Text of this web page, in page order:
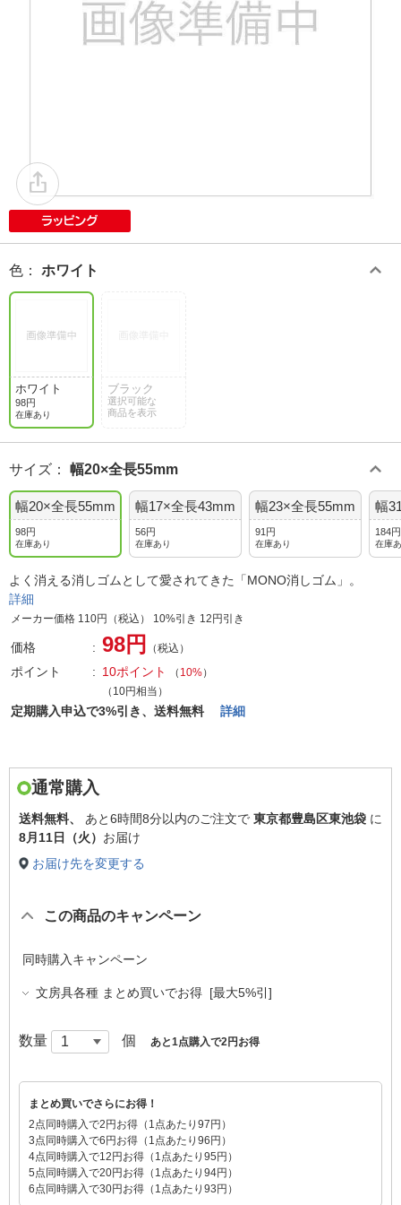
色 ： ホワイト
ホワイト
98円
在庫あり
ブラック
選択可能な
商品を表示
サイズ ： 幅20×全長55mm
幅20×全長55mm
98円
在庫あり
幅17×全長43mm
56円
在庫あり
幅23×全長55mm
91円
在庫あり
幅
184円
在庫
よく消える消しゴムとして愛されてきた「MONO消しゴム」。
詳細
メーカー価格 110円（税込） 10%引き 12円引き
価格 98円 （税込）
ポイント 10ポイント （ 10%）
（10円相当）
定期購入申込で3%引き、送料無料 詳細
通常購入
送料無料、 あと6時間8分以内のご注文で 東京都豊島区東池袋 に
8月11日（火） お届け
お届け先を変更する
この商品のキャンペーン
同時購入キャンペーン
文房具各種 まとめ買いでお得 [最大5%引]
数量 個 あと1点購入で2円お得
まとめ買いでさらにお得！
2点同時購入で2円お得（1点あたり97円）
3点同時購入で6円お得（1点あたり96円）
4点同時購入で12円お得（1点あたり95円）
5点同時購入で20円お得（1点あたり94円）
6点同時購入で30円お得（1点あたり93円）